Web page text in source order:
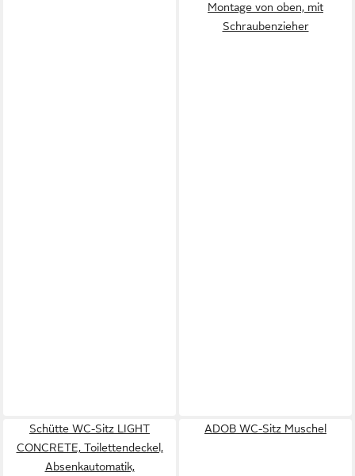
Montage von oben, mit
Schraubenzieher
Schütte WC-Sitz LIGHT
CONCRETE, Toilettendeckel,
Absenkautomatik,
ADOB WC-Sitz Muschel